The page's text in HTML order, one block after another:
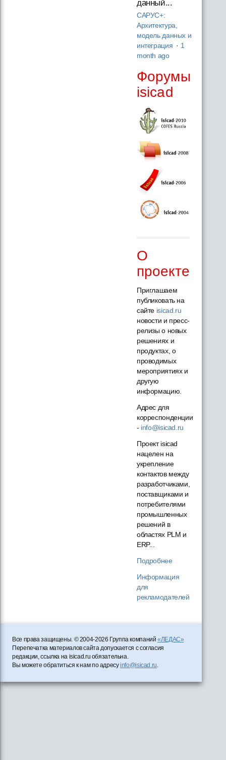
данный...
САРУС+:
Архитектура,
модель данных и
интеграция · 1
month ago
Форумы
isicad
О
проекте
Приглашаем
публиковать на
сайте isicad.ru
новости и пресс-
релизы о новых
решениях и
продуктах, о
проводимых
мероприятиях и
другую
информацию.
Адрес для
корреспонденции
- info@isicad.ru
Проект isicad
нацелен на
укрепление
контактов между
разработчиками,
поставщиками и
потребителями
промышленных
решений в
областях PLM и
ERP...
Подробнее
Информация
для
рекламодателей
Все права защищены. © 2004-2026 Группа компаний«ЛЕДАС»
Перепечатка материалов сайта допускается с согласия
редакции, ссылка на isicad.ru обязательна.
Вы можете обратиться к нам по адресуinfo@isicad.ru.